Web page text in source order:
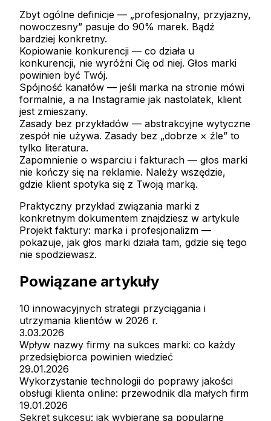
Zbyt ogólne definicje — „profesjonalny, przyjazny,
nowoczesny” pasuje do 90% marek. Bądź
bardziej konkretny.
Kopiowanie konkurencji — co działa u
konkurencji, nie wyróżni Cię od niej. Głos marki
powinien być Twój.
Spójność kanałów — jeśli marka na stronie mówi
formalnie, a na Instagramie jak nastolatek, klient
jest zmieszany.
Zasady bez przykładów — abstrakcyjne wytyczne
zespół nie używa. Zasady bez „dobrze × źle” to
tylko literatura.
Zapomnienie o wsparciu i fakturach — głos marki
nie kończy się na reklamie. Należy wszędzie,
gdzie klient spotyka się z Twoją marką.
Praktyczny przykład związania marki z
konkretnym dokumentem znajdziesz w artykule
Projekt faktury: marka i profesjonalizm —
pokazuje, jak głos marki działa tam, gdzie się tego
nie spodziewasz.
Powiązane artykuły
10 innowacyjnych strategii przyciągania i
utrzymania klientów w 2026 r.
3.03.2026
Wpływ nazwy firmy na sukces marki: co każdy
przedsiębiorca powinien wiedzieć
29.01.2026
Wykorzystanie technologii do poprawy jakości
obsługi klienta online: przewodnik dla małych firm
19.01.2026
Sekret sukcesu: jak wybierane są popularne